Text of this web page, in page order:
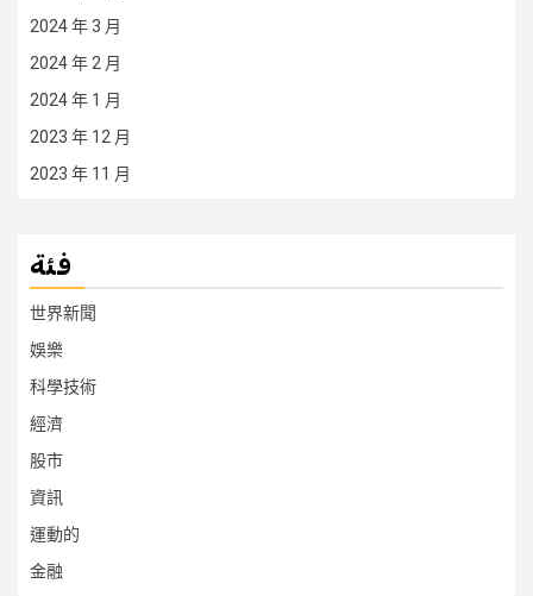
2024 年 3 月
2024 年 2 月
2024 年 1 月
2023 年 12 月
2023 年 11 月
فئة
世界新聞
娛樂
科學技術
經濟
股市
資訊
運動的
金融